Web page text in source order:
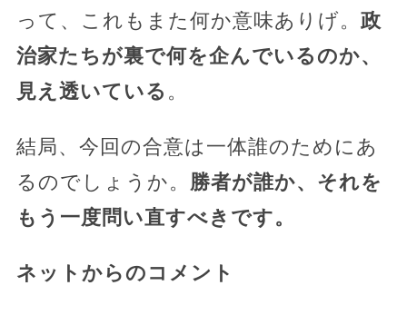
って、これもまた何か意味ありげ。 政
治家たちが裏で何を企んでいるのか、
見え透いている 。
結局、今回の合意は一体誰のためにあ
るのでしょうか。 勝者が誰か、それを
もう一度問い直すべきです。
ネットからのコメント